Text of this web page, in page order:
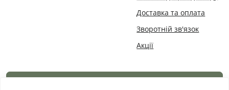
Доставка та оплата
Зворотній зв'язок
Акції